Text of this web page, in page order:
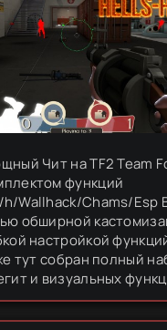
Чит на TF2 Team
функций
Wallhack/Chams/Esp
обширной
настройкой
тут собран полный
и визуальных
А также тут
которых вид от